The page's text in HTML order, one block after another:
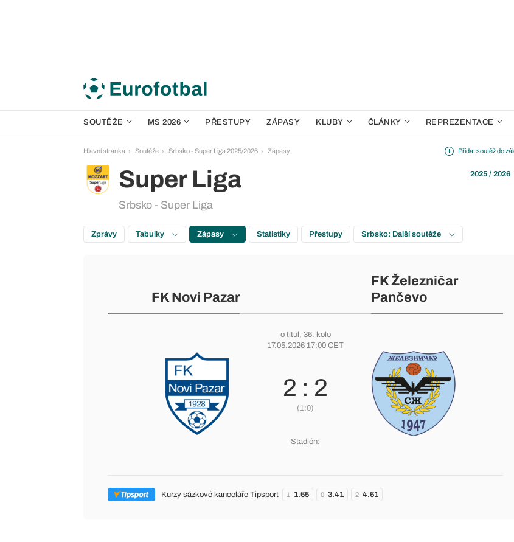
SOUTĚŽE MS 2026 PŘESTUPY ZÁPASY KLUBY ČLÁNKY REPREZENTACE
Hlavní stránka Soutěže Srbsko - Super Liga 2025/2026 Zápasy
Super Liga
Srbsko - Super Liga
Přidat soutěž do
2025 / 2026
Zprávy Tabulky Zápasy Statistiky Přestupy Srbsko: Další soutěže
FK Novi Pazar
FK Železničar
Pančevo
o titul , 36. kolo
17.05.2026 17:00 CET
2 : 2
(1:0)
Stadión:
Kurzy sázkové kanceláře Tipsport 1 1.65 0 3.41 2 4.61